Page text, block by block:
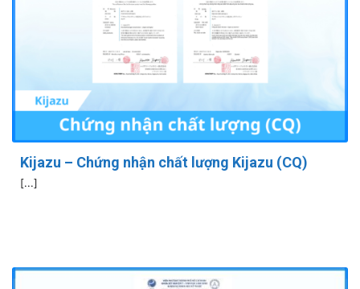
Kijazu – Chứng nhận chất lượng Kijazu (CQ)
[...]